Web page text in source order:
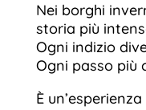
Nei borghi
storia più
Ogni indizio
Ogni passo più
È